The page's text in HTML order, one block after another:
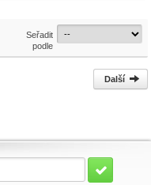
Seřadit
podle
Další